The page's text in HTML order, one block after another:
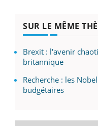
SUR LE MÊME
Brexit : l'avenir
britannique
Recherche : les
budgétaires